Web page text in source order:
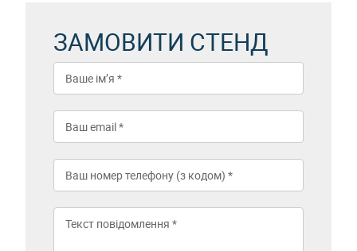
ЗАМОВИТИ СТЕНД